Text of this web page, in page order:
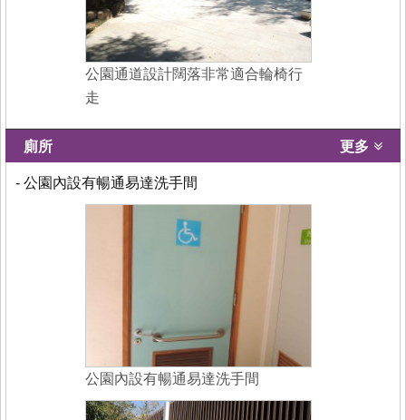
公園通道設計闊落非常適合輪椅行
走
廁所 更多
- 公園內設有暢通易達洗手間
公園內設有暢通易達洗手間